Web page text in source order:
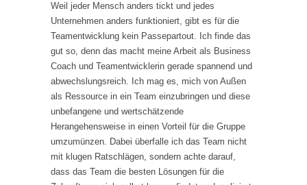
Weil jeder Mensch anders tickt und jedes
Unternehmen anders funktioniert, gibt es für die
Teamentwicklung kein Passepartout. Ich finde das
gut so, denn das macht meine Arbeit als Business
Coach und Teamentwicklerin gerade spannend und
abwechslungsreich. Ich mag es, mich von Außen
als Ressource in ein Team einzubringen und diese
unbefangene und wertschätzende
Herangehensweise in einen Vorteil für die Gruppe
umzumünzen. Dabei überfalle ich das Team nicht
mit klugen Ratschlägen, sondern achte darauf,
dass das Team die besten Lösungen für die